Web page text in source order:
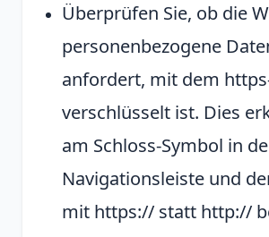
Überprüfen Sie, ob die
personenbezogene
anfordert, mit dem
verschlüsselt ist. Dies
am Schloss-Symbol in
Navigationsleiste und
mit https:// statt http://